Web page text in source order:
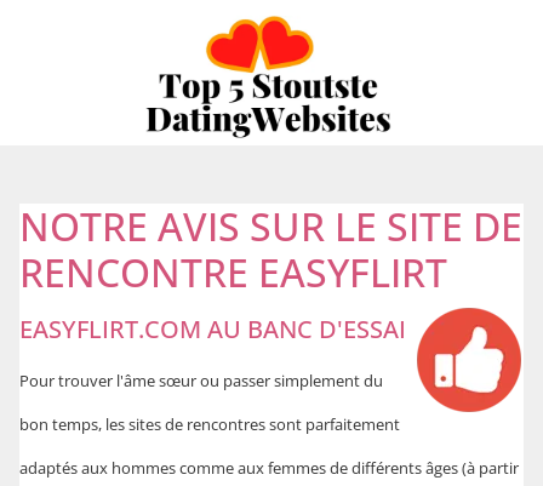
NOTRE AVIS SUR LE SITE DE
RENCONTRE EASYFLIRT
EASYFLIRT.COM AU BANC D'ESSAI
Pour trouver l'âme sœur ou passer simplement du
bon temps, les sites de rencontres sont parfaitement
adaptés aux hommes comme aux femmes de différents âges (à partir